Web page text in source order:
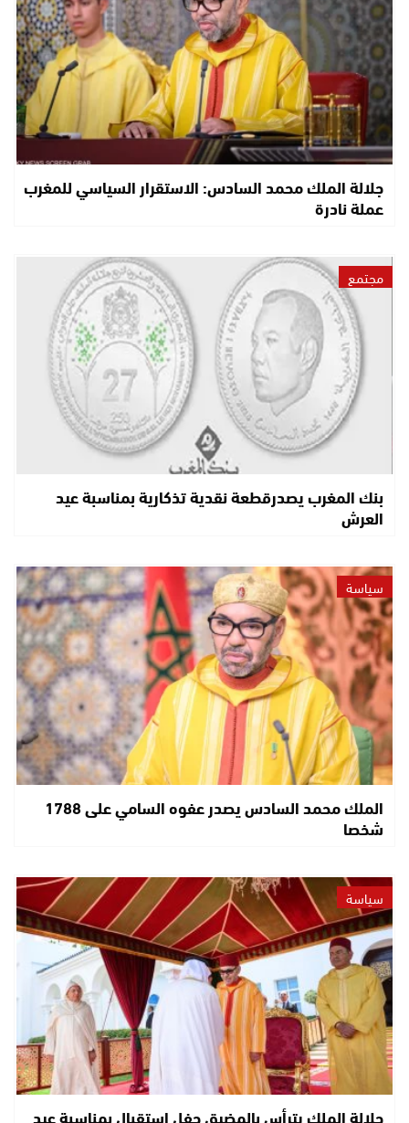
جلالة الملك محمد السادس: الاستقرار السياسي للمغرب
عملة نادرة
مجتمع
بنك المغرب يصدرقطعة نقدية تذكارية بمناسبة عيد
العرش
سياسة
الملك محمد السادس يصدر عفوه السامي على 1788
شخصا
سياسة
جلالة الملك يترأس بالمضيق حفل استقبال بمناسبة عيد